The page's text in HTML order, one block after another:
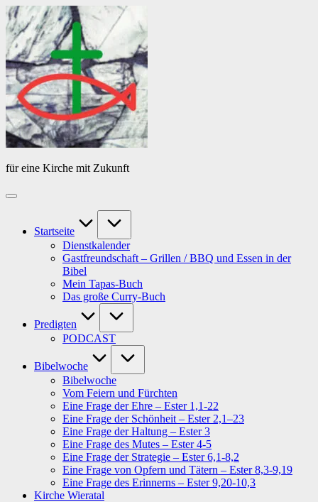
Skip
to
content
von
PfarrerB
für eine Kirche mit Zukunft
Startseite
Dienstkalender
Gastfreundschaft – Grillen / BBQ und Essen in der
Bibel
Mein Tapas-Buch
Das große Curry-Buch
Predigten
PODCAST
Bibelwoche
Bibelwoche
Vom Feiern und Fürchten
Eine Frage der Ehre – Ester 1,1-22
Eine Frage der Schönheit – Ester 2,1–23
Eine Frage der Haltung – Ester 3
Eine Frage des Mutes – Ester 4-5
Eine Frage der Strategie – Ester 6,1-8,2
Eine Frage von Opfern und Tätern – Ester 8,3-9,19
Eine Frage des Erinnerns – Ester 9,20-10,3
Kirche Wieratal